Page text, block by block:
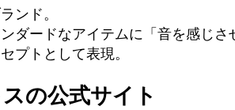
ンド。
ダードなアイテムに「音を感じさ
プトとして表現。
の公式サイト